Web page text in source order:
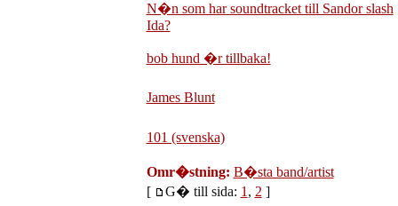
N�n som har soundtracket till Sandor slash
Ida?
bob hund �r tillbaka!
James Blunt
101 (svenska)
Omr�stning: B�sta band/artist
[
G� till sida: 1 , 2 ]